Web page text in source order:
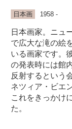
日本画 1958 -
日本画家。ニュ
で広大な滝の絵
いる画家です。
の発表時には館
反射するという
ネツィア・ビエ
これをきっかけ
た。